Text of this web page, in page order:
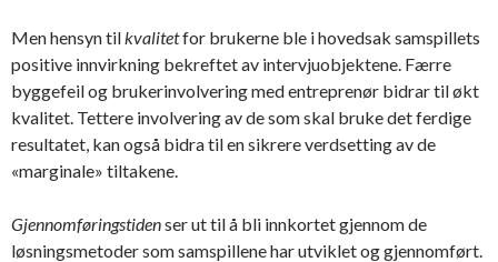
Men hensyn tilkvalitetfor brukerne ble i hovedsak samspillets
positive innvirkning bekreftet av intervjuobjektene. Færre
byggefeil og brukerinvolvering med entreprenør bidrar til økt
kvalitet. Tettere involvering av de som skal bruke det ferdige
resultatet, kan også bidra til en sikrere verdsetting av de
«marginale» tiltakene.
Gjennomføringstidenser ut til å bli innkortet gjennom de
løsningsmetoder som samspillene har utviklet og gjennomført.